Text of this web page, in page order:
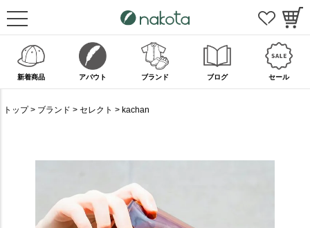
新着商品 アバウト ブランド ブログ セール
トップ ブランド セレクト kachan